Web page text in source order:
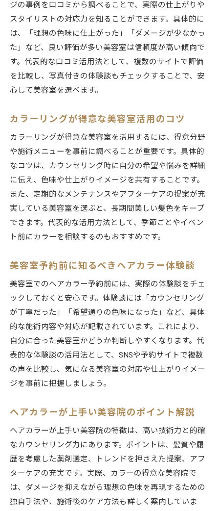
ジの事例を口コミから調べることで、実際の仕上がりや
スタイリストの対応力を知ることができます。具体的に
は、「理想の色味に仕上がった」「ダメージが少なかっ
た」など、良い評価が多い美容室は信頼度が高い傾向で
す。代表的な口コミ活用法として、複数のサイトで評価
を比較し、写真付きの体験談もチェックすることで、安
心して美容室を選べます。
カラーリングが得意な美容室活用のコツ
カラーリングが得意な美容室を活用するには、得意分野
や施術メニューを事前に調べることが重要です。具体的
なコツは、カウンセリング時に自分の希望や悩みを詳細
に伝え、色味や仕上がりイメージを共有することです。
また、定期的なメンテナンスやアフターケアの提案が充
実している美容室を選ぶと、長期間美しい髪色をキープ
できます。代表的な活用方法として、季節ごとやイベン
ト前にカラーを相談するのもおすすめです。
美容室予約前に知るべきヘアカラー体験談
美容室でのヘアカラー予約前には、実際の体験談をチェ
ックしておくと安心です。体験談には「カウンセリング
が丁寧だった」「希望通りの色味になった」など、具体
的な施術内容や対応が記載されています。これにより、
自分に合った美容室かどうか判断しやすくなります。代
表的な体験談の活用法として、SNSや予約サイトで複数
の声を比較し、気になる美容室の対応や仕上がりイメー
ジを事前に把握しましょう。
ヘアカラーが上手い美容院のポイント解説
ヘアカラーが上手い美容院の特徴は、高い技術力と的確
なカウンセリング力にあります。ポイントは、髪質や履
歴を考慮した薬剤選定、トレンドを押さえた提案、アフ
ターケアの充実です。実際、カラーの得意な美容院で
は、ダメージを抑えながら理想の色味を再現するための
独自手法や、施術後のケア方法も詳しく案内していま